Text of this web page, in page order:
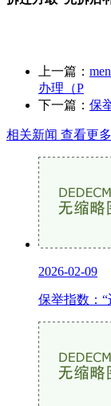
上一篇：
办理（P
下一篇： 保
相关新闻 查看更
2026-02-09
保举指数：